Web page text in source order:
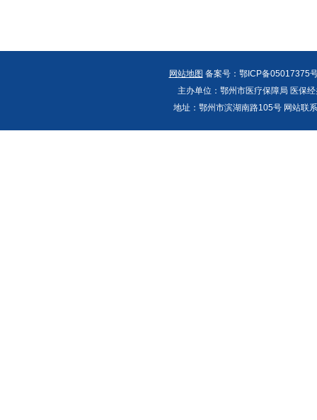
网站地图 备案号：鄂ICP备05017375
主办单位：鄂州市医疗保障局 医保
地址：鄂州市滨湖南路105号 网站